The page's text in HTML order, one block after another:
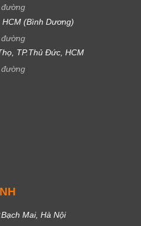
(Bình Dương)
TP.Thủ Đức, HCM
Mai, Hà Nội